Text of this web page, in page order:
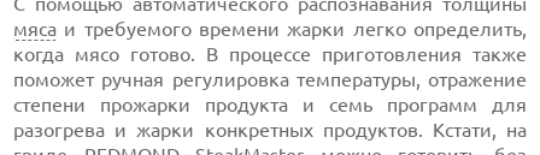
мяса и требуемого времени жарки легко определить,
когда мясо готово. В процессе приготовления также
поможет ручная регулировка температуры, отражение
степени прожарки продукта и семь программ для
разогрева и жарки конкретных продуктов. Кстати, на